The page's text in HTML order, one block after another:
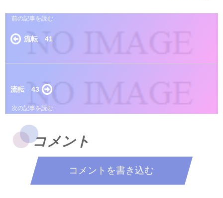
流転 41
流転 43
コメント
コメントを書き込む